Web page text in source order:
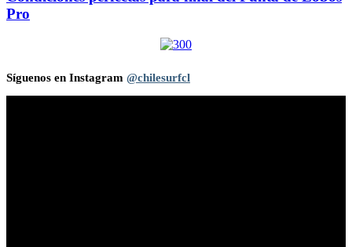
Pro
Síguenos en Instagram @chilesurfcl